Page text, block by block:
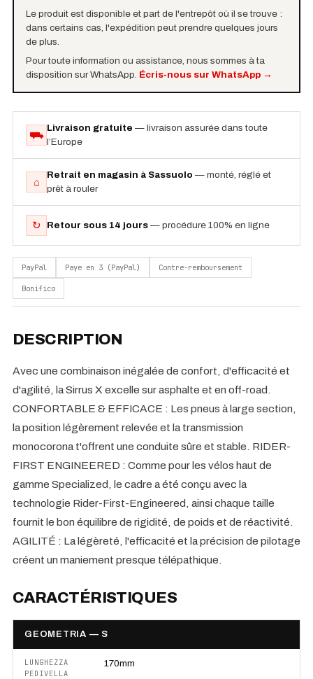
Le produit est disponible et part de l'entrepôt où il se trouve :
dans certains cas, l'expédition peut prendre quelques jours
de plus.
Pour toute information ou assistance, nous sommes à ta
disposition sur WhatsApp. Écris-nous sur WhatsApp→
⛟
Livraison gratuite — livraison assurée dans toute
l’Europe
⌂
Retrait en magasin à Sassuolo — monté, réglé et
prêt à rouler
↻ Retour sous 14 jours — procédure 100% en ligne
PayPal Paye en 3 (PayPal) Contre-remboursement
Bonifico
DESCRIPTION
Avec une combinaison inégalée de confort, d'efficacité et
d'agilité, la Sirrus X excelle sur asphalte et en off-road.
CONFORTABLE & EFFICACE : Les pneus à large section,
la position légèrement relevée et la transmission
monocorona t'offrent une conduite sûre et stable. RIDER-
FIRST ENGINEERED : Comme pour les vélos haut de
gamme Specialized, le cadre a été conçu avec la
technologie Rider-First-Engineered, ainsi chaque taille
fournit le bon équilibre de rigidité, de poids et de réactivité.
AGILITÉ : La légèreté, l'efficacité et la précision de pilotage
créent un maniement presque télépathique.
CARACTÉRISTIQUES
GEOMETRIA — S
LUNGHEZZA
PEDIVELLA
170mm